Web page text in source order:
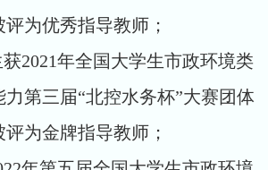
为优秀指导教师；
获2021年全国大学生市政环境类
第三届“北控水务杯”大赛团体
为金牌指导教师；